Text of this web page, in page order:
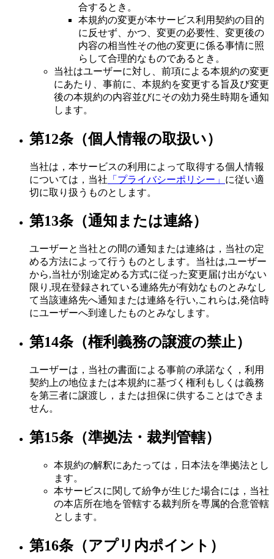
合するとき。
本規約の変更が本サービス利用契約の目的
に反せず、かつ、変更の必要性、変更後の
内容の相当性その他の変更に係る事情に照
らして合理的なものであるとき。
当社はユーザーに対し、前項による本規約の変更
にあたり、事前に、本規約を変更する旨及び変更
後の本規約の内容並びにその効力発生時期を通知
します。
第12条（個人情報の取扱い）
当社は，本サービスの利用によって取得する個人情報
については，当社 「プライバシーポリシー」 に従い適
切に取り扱うものとします。
第13条（通知または連絡）
ユーザーと当社との間の通知または連絡は，当社の定
める方法によって行うものとします。当社は,ユーザー
から,当社が別途定める方式に従った変更届け出がない
限り,現在登録されている連絡先が有効なものとみなし
て当該連絡先へ通知または連絡を行い,これらは,発信時
にユーザーへ到達したものとみなします。
第14条（権利義務の譲渡の禁止）
ユーザーは，当社の書面による事前の承諾なく，利用
契約上の地位または本規約に基づく権利もしくは義務
を第三者に譲渡し，または担保に供することはできま
せん。
第15条（準拠法・裁判管轄）
本規約の解釈にあたっては，日本法を準拠法とし
ます。
本サービスに関して紛争が生じた場合には，当社
の本店所在地を管轄する裁判所を専属的合意管轄
とします。
第16条（アプリ内ポイント）